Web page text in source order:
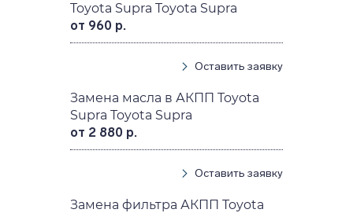
Toyota Supra Toyota Supra
от 960 р.
Оставить заявку
Замена масла в АКПП Toyota
Supra Toyota Supra
от 2 880 р.
Оставить заявку
Замена фильтра АКПП Toyota